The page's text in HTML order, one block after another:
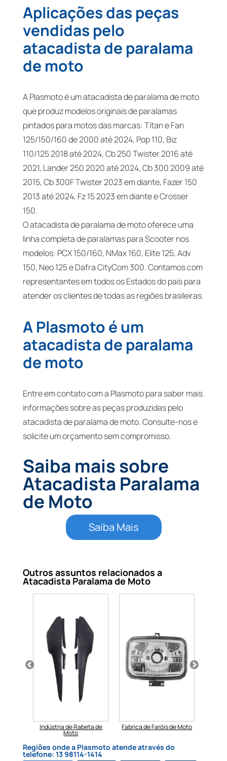
Aplicações das peças
vendidas pelo
atacadista de paralama
de moto
A Plasmoto é um atacadista de paralama de moto
que produz modelos originais de paralamas
pintados para motos das marcas: Titan e Fan
125/150/160 de 2000 até 2024, Pop 110, Biz
110/125 2018 até 2024, Cb 250 Twister 2016 até
2021, Lander 250 2020 até 2024, Cb 300 2009 até
2015, Cb 300F Twister 2023 em diante, Fazer 150
2013 até 2024, Fz 15 2023 em diante e Crosser
150.
O atacadista de paralama de moto oferece uma
linha completa de paralamas para Scooter nos
modelos: PCX 150/160, NMax 160, Elite 125, Adv
150, Neo 125 e Dafra CityCom 300. Contamos com
representantes em todos os Estados do país para
atender os clientes de todas as regiões brasileiras.
A Plasmoto é um
atacadista de paralama
de moto
Entre em contato com a Plasmoto para saber mais
informações sobre as peças produzidas pelo
atacadista de paralama de moto. Consulte-nos e
solicite um orçamento sem compromisso.
Saiba mais sobre
Atacadista Paralama
de Moto
Saiba Mais
Outros assuntos relacionados a
Atacadista Paralama de Moto
Indústria de Rabeta de
Moto
Fabrica de Faróis de Moto
Regiões onde a Plasmoto atende através do
telefone: 13 98114-1414